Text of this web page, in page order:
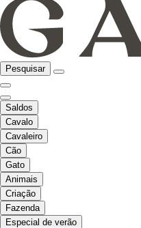
Pesquisar
Saldos
Cavalo
Cavaleiro
Cão
Gato
Animais
Criação
Fazenda
Especial de verão